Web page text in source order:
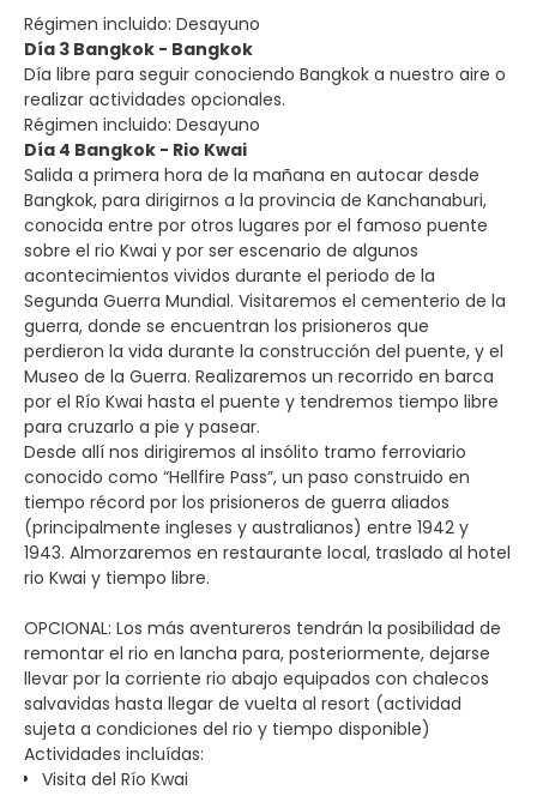
Régimen incluido: Desayuno
Día 3 Bangkok - Bangkok
Día libre para seguir conociendo Bangkok a nuestro aire o
realizar actividades opcionales.
Régimen incluido: Desayuno
Día 4 Bangkok - Rio Kwai
Salida a primera hora de la mañana en autocar desde
Bangkok, para dirigirnos a la provincia de Kanchanaburi,
conocida entre por otros lugares por el famoso puente
sobre el rio Kwai y por ser escenario de algunos
acontecimientos vividos durante el periodo de la
Segunda Guerra Mundial. Visitaremos el cementerio de la
guerra, donde se encuentran los prisioneros que
perdieron la vida durante la construcción del puente, y el
Museo de la Guerra. Realizaremos un recorrido en barca
por el Río Kwai hasta el puente y tendremos tiempo libre
para cruzarlo a pie y pasear.
Desde allí nos dirigiremos al insólito tramo ferroviario
conocido como “Hellfire Pass”, un paso construido en
tiempo récord por los prisioneros de guerra aliados
(principalmente ingleses y australianos) entre 1942 y
1943. Almorzaremos en restaurante local, traslado al hotel
rio Kwai y tiempo libre.
OPCIONAL: Los más aventureros tendrán la posibilidad de
remontar el rio en lancha para, posteriormente, dejarse
llevar por la corriente rio abajo equipados con chalecos
salvavidas hasta llegar de vuelta al resort (actividad
sujeta a condiciones del rio y tiempo disponible)
Actividades incluídas:
Visita del Río Kwai